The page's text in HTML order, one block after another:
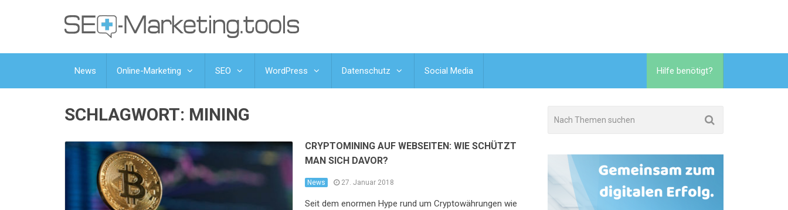
News Online-Marketing SEO WordPress Datenschutz Social Media Hilfe benötigt?
SCHLAGWORT: MINING
CRYPTOMINING AUF WEBSEITEN: WIE SCHÜTZT
MAN SICH DAVOR?
News 27. Januar 2018
Seit dem enormen Hype rund um Cryptowährungen wie